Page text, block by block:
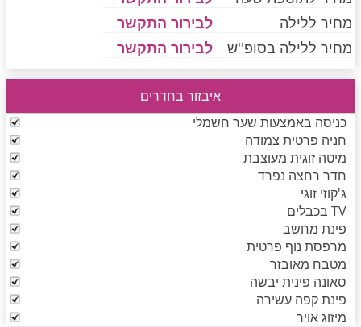
חדרים לפי שעה בחיפה קריות
חדרים לפי שעה בכנרת גליל תחתון עמקים
חדרים לפי שעה ברמת הגולן
חדרים לפי שעה בהערבה
חדרים לפי שעה בעמק יזרעאל
מחיר ללילה
לבירור התקשר
מחיר ללילה בסופ''ש
לבירור התקשר
איבזור בחדרים
כניסה באמצעות שער חשמלי
חניה פרטית צמודה
מיטה זוגית מעוצבת
חדר רחצה נפרד
ג'קוזי זוגי
TV בכבלים
פינת מחשב
מרפסת נוף פרטית
מטבח מאובזר
סאונה פינית יבשה
פינת קפה עשירה
מיזוג אויר